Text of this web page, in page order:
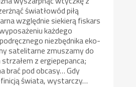
światłowód piłą
względnie siekierą fiskars
każdego
niezbędnika eko-
satelitarne zmuszamy do
z ergiepepanca;
brać pod obcasy… Gdy
świata, wystarczy…